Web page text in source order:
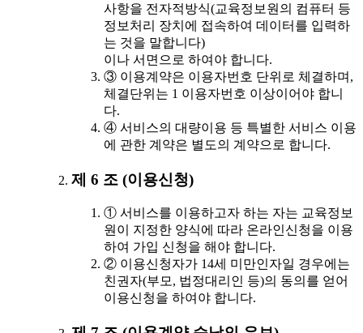
사항을 전자적방식(교육정보원의 컴퓨터 등
정보처리 장치에 접속하여 데이터를 입력하
는 것을 말합니다)
이나 서면으로 하여야 합니다.
③ 이용계약은 이용자번호 단위로 체결하며,
체결단위는 1 이용자번호 이상이어야 합니
다.
④ 서비스의 대량이용 등 특별한 서비스 이용
에 관한 계약은 별도의 계약으로 합니다.
제 6 조 (이용신청)
① 서비스를 이용하고자 하는 자는 교육정보
원이 지정한 양식에 따라 온라인신청을 이용
하여 가입 신청을 해야 합니다.
② 이용신청자가 14세 미만인자일 경우에는
친권자(부모, 법정대리인 등)의 동의를 얻어
이용신청을 하여야 합니다.